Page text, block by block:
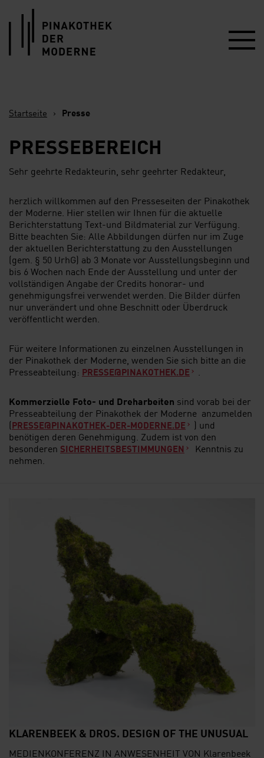
Startseite › Presse
PRESSEBEREICH
Sehr geehrte Redakteurin, sehr geehrter Redakteur,
herzlich willkommen auf den Presseseiten der Pinakothek
der Moderne. Hier stellen wir Ihnen für die aktuelle
Berichterstattung Text-und Bildmaterial zur Verfügung.
Bitte beachten Sie: Alle Abbildungen dürfen nur im Zuge
der aktuellen Berichterstattung zu den Ausstellungen
(gem. § 50 UrhG) ab 3 Monate vor Ausstellungsbeginn und
bis 6 Wochen nach Ende der Ausstellung und unter der
vollständigen Angabe der Credits honorar- und
genehmigungsfrei verwendet werden. Die Bilder dürfen
nur unverändert und ohne Beschnitt oder Überdruck
veröffentlicht werden.
Für weitere Informationen zu einzelnen Ausstellungen in
der Pinakothek der Moderne, wenden Sie sich bitte an die
Presseabteilung: PRESSE@PINAKOTHEK.DE .
Kommerzielle Foto- und Dreharbeiten sind vorab bei der
Presseabteilung der Pinakothek der Moderne anzumelden
(PRESSE@PINAKOTHEK-DER-MODERNE.DE
) und
benötigen deren Genehmigung. Zudem ist von den
besonderen SICHERHEITSBESTIMMUNGEN
Kenntnis zu
nehmen.
KLARENBEEK & DROS. DESIGN OF THE UNUSUAL
MEDIENKONFERENZ IN ANWESENHEIT VON Klarenbeek